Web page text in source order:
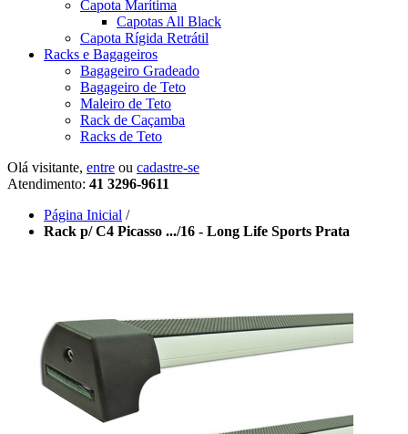
Capota Marítima
Capotas All Black
Capota Rígida Retrátil
Racks e Bagageiros
Bagageiro Gradeado
Bagageiro de Teto
Maleiro de Teto
Rack de Caçamba
Racks de Teto
Olá visitante, entre ou cadastre-se
Atendimento: 41 3296-9611
Página Inicial /
Rack p/ C4 Picasso .../16 - Long Life Sports Prata